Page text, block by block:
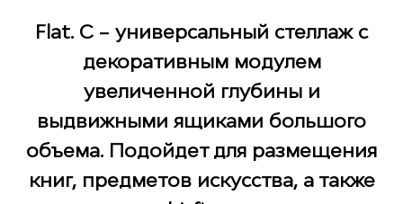
Flat. C – универсальный стеллаж с
декоративным модулем
увеличенной глубины и
выдвижными ящиками большого
объема. Подойдет для размещения
книг, предметов искусства, а также